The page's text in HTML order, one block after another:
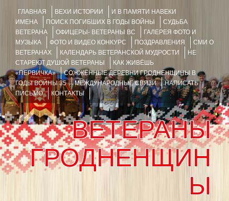
ГЛАВНАЯ ВЕХИ ИСТОРИИ
И В ПАМЯТИ НАВЕКИ
ИМЕНА
ПОИСК ПОГИБШИХ В ГОДЫ ВОЙНЫ
СУДЬБА
ВЕТЕРАНА
ОФИЦЕРЫ- ВЕТЕРАНЫ ВС
ГАЛЕРЕЯ ФОТО И
МУЗЫКА
ФОТО И ВИДЕО КОНКУРС ПОЗДРАВЛЕНИЯ
СМИ О
ВЕТЕРАНАХ
КАЛЕНДАРЬ ВЕТЕРАНСКОЙ МУДРОСТИ
НЕ
СТАРЕЮТ ДУШОЙ ВЕТЕРАНЫ
КАК ЖИВЁШЬ
«ПЕРВИЧКА»
СОЖЖЁННЫЕ ДЕРЕВНИ ГРОДНЕНЩИНЫ В
ГОДЫ ВОЙНЫ 35
МЕЖДУНАРОДНЫЕ СВЯЗИ
НАПИСАТЬ
ПИСЬМО
КОНТАКТЫ
ВЕТЕРАНЫ
ГРОДНЕНЩИН
Ы